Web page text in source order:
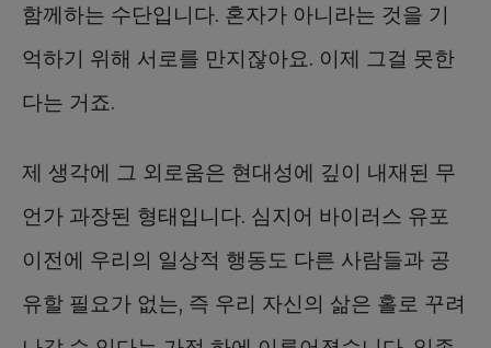
함께하는 수단입니다. 혼자가 아니라는 것을 기
억하기 위해 서로를 만지잖아요. 이제 그걸 못한
다는 거죠.
제 생각에 그 외로움은 현대성에 깊이 내재된 무
언가 과장된 형태입니다. 심지어 바이러스 유포
이전에 우리의 일상적 행동도 다른 사람들과 공
유할 필요가 없는, 즉 우리 자신의 삶은 홀로 꾸려